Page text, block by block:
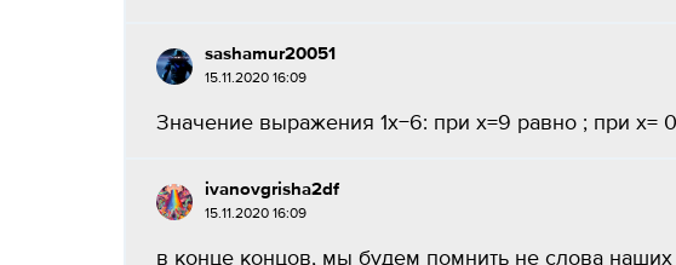
sashamur20051
15.11.2020 16:09
Значение выражения 1x−6: при x=9 равно ; при x=
ivanovgrisha2df
15.11.2020 16:09
в конце концов, мы будем помнить не слова